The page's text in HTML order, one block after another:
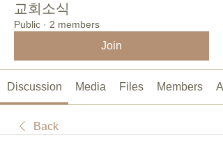
교회소식
Public · 2 members
Join
Discussion Media Files Members
Back